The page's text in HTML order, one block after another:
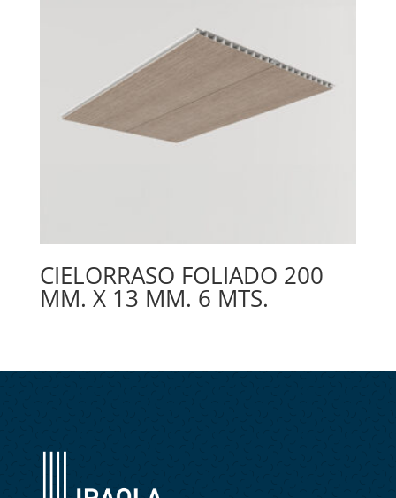
CIELORRASO FOLIADO 200
MM. X 13 MM. 6 MTS.